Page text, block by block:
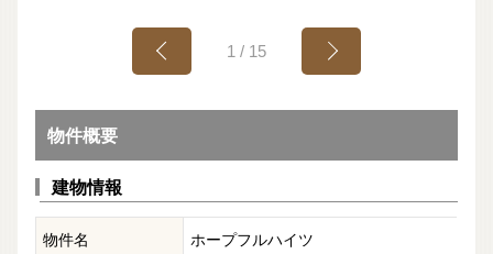
1 / 15
物件概要
建物情報
物件名 ホープフルハイツ